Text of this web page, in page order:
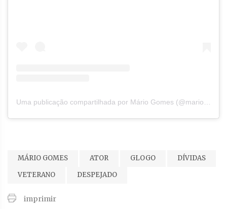
MÁRIO GOMES ATOR GLOGO
DÍVIDAS
VETERANO
DESPEJADO
imprimir